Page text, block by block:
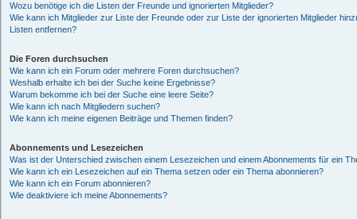
Wozu benötige ich die Listen der Freunde und ignorierten Mitglieder?
Wie kann ich Mitglieder zur Liste der Freunde oder zur Liste der ignorierten Mitglieder
Listen entfernen?
Die Foren durchsuchen
Wie kann ich ein Forum oder mehrere Foren durchsuchen?
Weshalb erhalte ich bei der Suche keine Ergebnisse?
Warum bekomme ich bei der Suche eine leere Seite?
Wie kann ich nach Mitgliedern suchen?
Wie kann ich meine eigenen Beiträge und Themen finden?
Abonnements und Lesezeichen
Was ist der Unterschied zwischen einem Lesezeichen und einem Abonnements für ein
Wie kann ich ein Lesezeichen auf ein Thema setzen oder ein Thema abonnieren?
Wie kann ich ein Forum abonnieren?
Wie deaktiviere ich meine Abonnements?